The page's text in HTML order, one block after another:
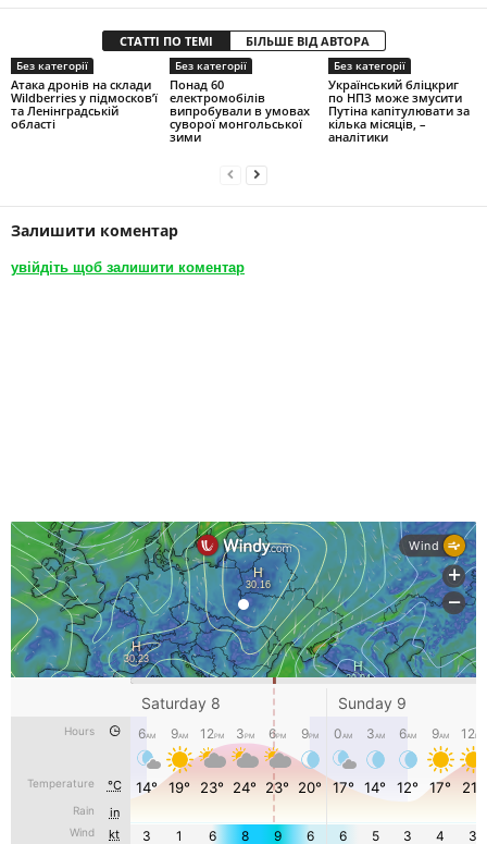
СТАТТІ ПО ТЕМІ БІЛЬШЕ ВІД АВТОРА
Без категорії
Атака дронів на склади
Wildberries у підмосков’ї
та Ленінградській
області
Без категорії
Понад 60
електромобілів
випробували в умовах
суворої монгольської
зими
Без категорії
Український бліцкриг
по НПЗ може змусити
Путіна капітулювати за
кілька місяців, –
аналітики
Залишити коментар
увійдіть щоб залишити коментар